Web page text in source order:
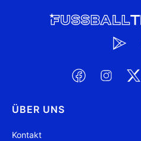
ÜBER UNS
Kontakt